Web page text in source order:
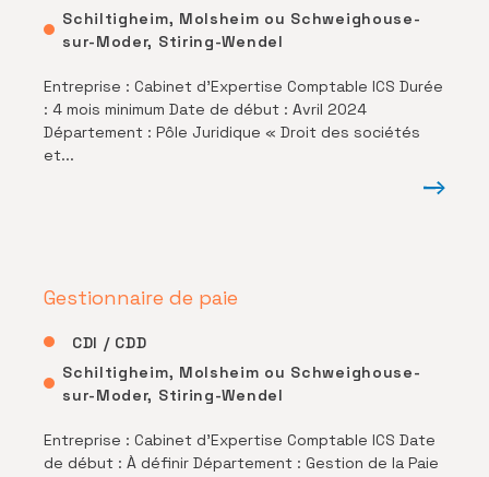
Schiltigheim, Molsheim ou Schweighouse-
sur-Moder, Stiring-Wendel
Entreprise : Cabinet d’Expertise Comptable ICS Durée
: 4 mois minimum Date de début : Avril 2024
Département : Pôle Juridique « Droit des sociétés
et...
Gestionnaire de paie
CDI / CDD
Schiltigheim, Molsheim ou Schweighouse-
sur-Moder, Stiring-Wendel
Entreprise : Cabinet d’Expertise Comptable ICS Date
de début : À définir Département : Gestion de la Paie